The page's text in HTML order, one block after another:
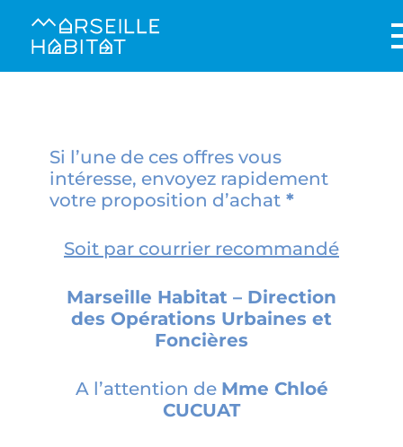
OFFRES DE VENTE – RÉSIDENCE
Si l’une de ces offres vous
intéresse, envoyez rapidement
votre proposition d’achat *
Soit par courrier recommandé
Marseille Habitat – Direction
des Opérations Urbaines et
Foncières
A l’attention de Mme Chloé
CUCUAT